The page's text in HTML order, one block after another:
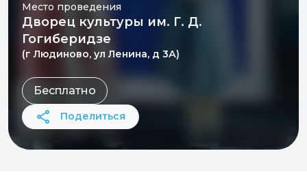
Место проведения
Дворец культуры им. Г. Д.
Гогиберидзе
(г Людиново, ул Ленина, д 3А)
Бесплатно
Поделиться